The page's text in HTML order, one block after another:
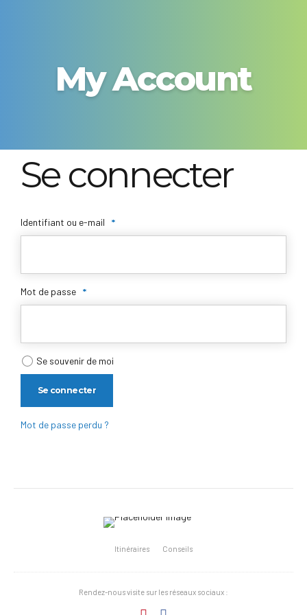
My Account
Se connecter
Identifiant ou e-mail *Obligatoire
Mot de passe *Obligatoire
Se souvenir de moi
Se connecter
Mot de passe perdu ?
Itinéraires Conseils
Rendez-nous visite sur les réseaux sociaux :